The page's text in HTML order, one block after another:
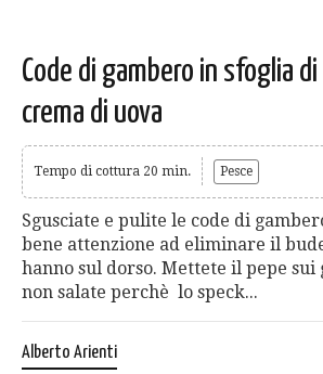
Code di gambero in sfoglia
crema di uova
Tempo di cottura 20 min. Pesce
Sgusciate e pulite le code di
bene attenzione ad eliminare il
hanno sul dorso. Mettete il pepe sui
non salate perchè lo speck...
Alberto Arienti